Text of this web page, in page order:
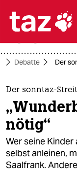

themen
politik
öko
gesellschaft
usa
Debatte Der
Der sonntaz-Streit
nötig“
Wer seine
selbst anleinen,
Saalfrank.